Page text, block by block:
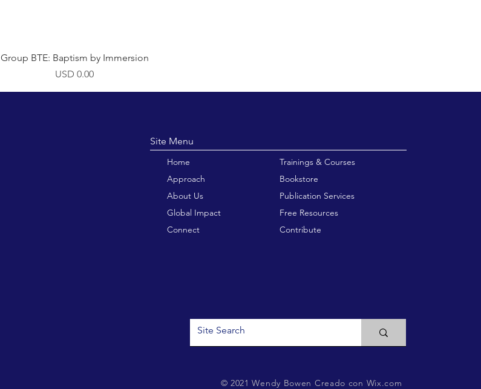
Vista rápida
Group BTE: Baptism by Immersion
Precio
USD 0.00
Site Menu
Home
Approach
About Us
Global Impact
Connect
Trainings & Courses
Bookstore
Publication Services
Free Resources
Contribute
© 2021 Wendy Bowen Creado con Wix.com